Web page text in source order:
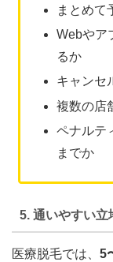
まとめて
Webやア
るか
キャンセ
複数の店
ペナルテ
までか
5. 通いやすい立
医療脱毛では、 5